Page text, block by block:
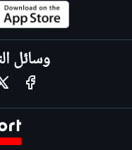
وسائل